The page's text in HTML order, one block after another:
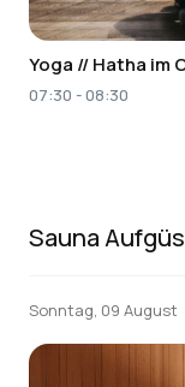
Yoga // Hatha im
07:30 - 08:30
Sauna
Sonntag, 09 August